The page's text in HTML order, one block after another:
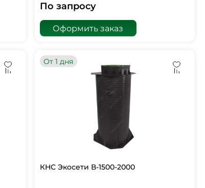
По запросу
Оформить заказ
От 1 дня
КНС Экосети В-1500-2000